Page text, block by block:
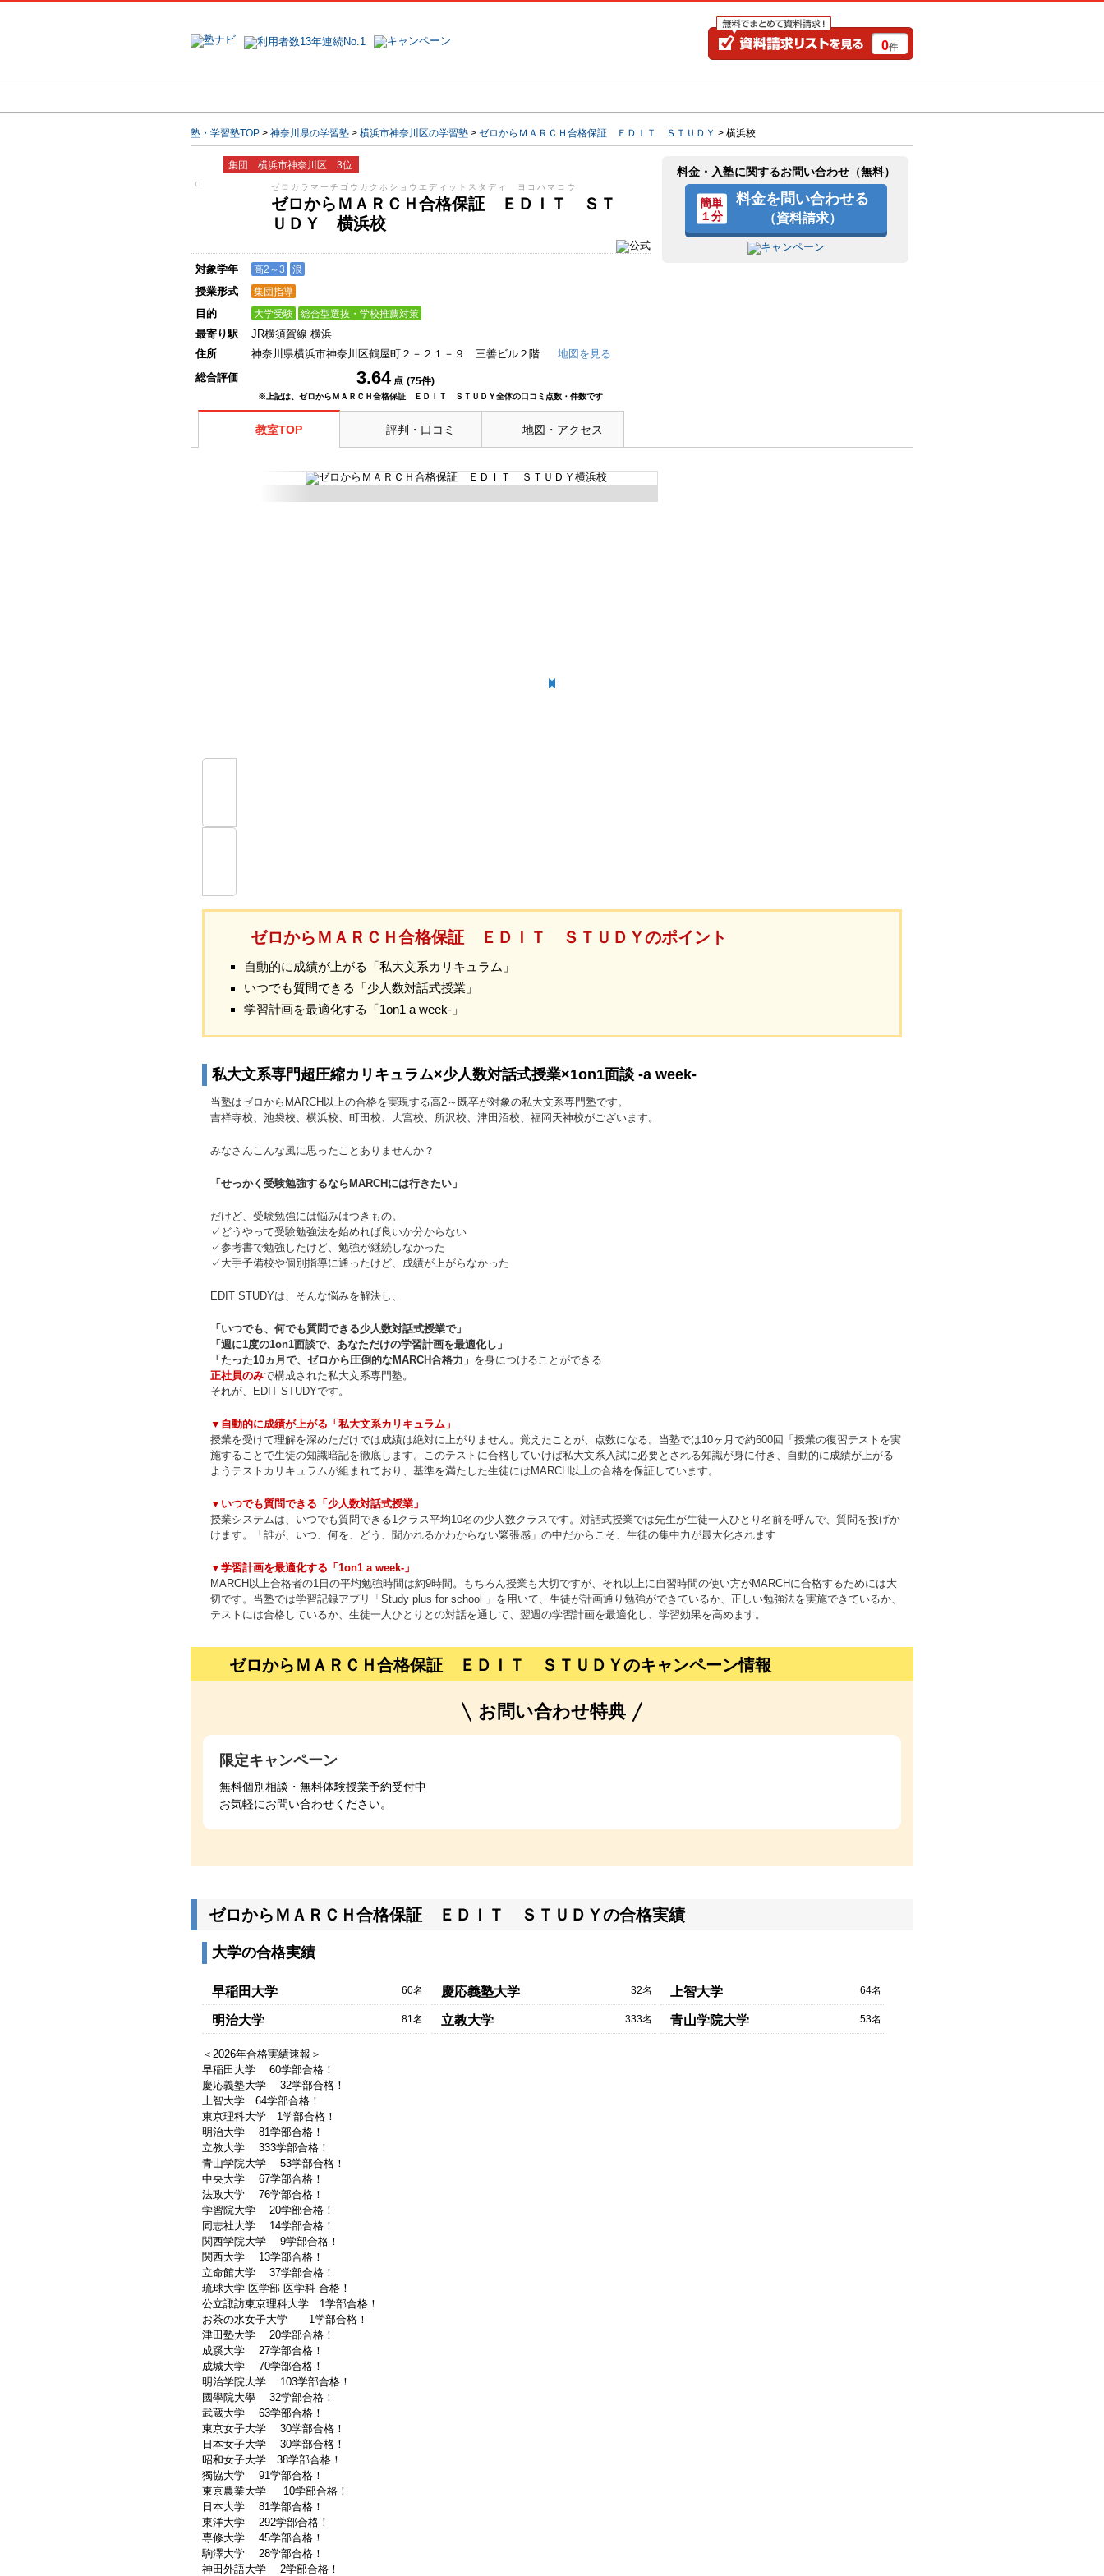
0件
塾・学習塾TOP > 神奈川県の学習塾 > 横浜市神奈川区の学習塾 > ゼロからＭＡＲＣＨ合格保証 ＥＤＩＴ ＳＴＵＤＹ > 横浜校
集団 横浜市神奈川区 3位
ゼロカラマーチゴウカクホショウエディットスタディ ヨコハマコウ
ゼロからＭＡＲＣＨ合格保証 ＥＤＩＴ ＳＴ
ＵＤＹ 横浜校
対象学年 高2～3 浪
授業形式 集団指導
目的 大学受験 総合型選抜・学校推薦対策
最寄り駅
JR横須賀線 横浜
住所
神奈川県横浜市神奈川区鶴屋町２－２１－９ 三善ビル２階
地図を見る
総合評価
3.64点 (75件)
※上記は、ゼロからＭＡＲＣＨ合格保証 ＥＤＩＴ ＳＴＵＤＹ全体の口コミ点数・件数です
料金・入塾に関するお問い合わせ（無料）
料金を問い合わせる
（資料請求）
教室TOP 評判・口コミ 地図・アクセス
ゼロからＭＡＲＣＨ合格保証 ＥＤＩＴ ＳＴＵＤＹのポイント
自動的に成績が上がる「私大文系カリキュラム」
いつでも質問できる「少人数対話式授業」
学習計画を最適化する「1on1 a week-」
私大文系専門超圧縮カリキュラム×少人数対話式授業×1on1面談 -a week-
当塾はゼロからMARCH以上の合格を実現する高2～既卒が対象の私大文系専門塾です。
吉祥寺校、池袋校、横浜校、町田校、大宮校、所沢校、津田沼校、福岡天神校がございます。
みなさんこんな風に思ったことありませんか？
「せっかく受験勉強するならMARCHには行きたい」
だけど、受験勉強には悩みはつきもの。
✓どうやって受験勉強法を始めれば良いか分からない
✓参考書で勉強したけど、勉強が継続しなかった
✓大手予備校や個別指導に通ったけど、成績が上がらなかった
EDIT STUDYは、そんな悩みを解決し、
「いつでも、何でも質問できる少人数対話式授業で」
「週に1度の1on1面談で、あなただけの学習計画を最適化し」
「たった10ヵ月で、ゼロから圧倒的なMARCH合格力」 を身につけることができる
正社員のみで構成された私大文系専門塾。
それが、EDIT STUDYです。
▼自動的に成績が上がる「私大文系カリキュラム」
授業を受けて理解を深めただけでは成績は絶対に上がりません。覚えたことが、点数になる。当塾では10ヶ月で約600回「授業の復習テストを実
施することで生徒の知識暗記を徹底します。このテストに合格していけば私大文系入試に必要とされる知識が身に付き、自動的に成績が上がる
ようテストカリキュラムが組まれており、基準を満たした生徒にはMARCH以上の合格を保証しています。
▼いつでも質問できる「少人数対話式授業」
授業システムは、いつでも質問できる1クラス平均10名の少人数クラスです。対話式授業では先生が生徒一人ひとり名前を呼んで、質問を投げか
けます。「誰が、いつ、何を、どう、聞かれるかわからない緊張感」の中だからこそ、生徒の集中力が最大化されます
▼学習計画を最適化する「1on1 a week-」
MARCH以上合格者の1日の平均勉強時間は約9時間。もちろん授業も大切ですが、それ以上に自習時間の使い方がMARCHに合格するためには大
切です。当塾では学習記録アプリ「Study plus for school 」を用いて、生徒が計画通り勉強ができているか、正しい勉強法を実施できているか、
テストには合格しているか、生徒一人ひとりとの対話を通して、翌週の学習計画を最適化し、学習効果を高めます。
ゼロからＭＡＲＣＨ合格保証 ＥＤＩＴ ＳＴＵＤＹのキャンペーン情報
お問い合わせ特典
限定キャンペーン
無料個別相談・無料体験授業予約受付中
お気軽にお問い合わせください。
ゼロからＭＡＲＣＨ合格保証 ＥＤＩＴ ＳＴＵＤＹの合格実績
大学の合格実績
早稲田大学 60名 慶応義塾大学 32名 上智大学 64名
明治大学 81名 立教大学 333名 青山学院大学 53名
＜2026年合格実績速報＞
早稲田大学 60学部合格！
慶応義塾大学 32学部合格！
上智大学 64学部合格！
東京理科大学 1学部合格！
明治大学 81学部合格！
立教大学 333学部合格！
青山学院大学 53学部合格！
中央大学 67学部合格！
法政大学 76学部合格！
学習院大学 20学部合格！
同志社大学 14学部合格！
関西学院大学 9学部合格！
関西大学 13学部合格！
立命館大学 37学部合格！
琉球大学 医学部 医学科 合格！
公立諏訪東京理科大学 1学部合格！
お茶の水女子大学 1学部合格！
津田塾大学 20学部合格！
成蹊大学 27学部合格！
成城大学 70学部合格！
明治学院大学 103学部合格！
國學院大學 32学部合格！
武蔵大学 63学部合格！
東京女子大学 30学部合格！
日本女子大学 30学部合格！
昭和女子大学 38学部合格！
獨協大学 91学部合格！
東京農業大学 10学部合格！
日本大学 81学部合格！
東洋大学 292学部合格！
専修大学 45学部合格！
駒澤大学 28学部合格！
神田外語大学 2学部合格！